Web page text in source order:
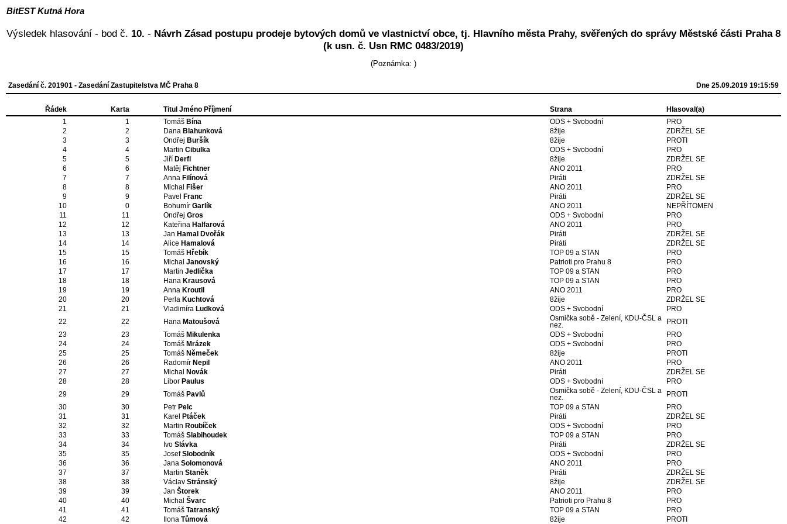
BitEST Kutná Hora
Výsledek hlasování - bod č. 10. - Návrh Zásad postupu prodeje bytových domů ve vlastnictví obce, tj. Hlavního města Prahy, svěřených do správy Městské části Praha 8
(k usn. č. Usn RMC 0483/2019)
(Poznámka: )
Zasedání č. 201901 - Zasedání Zastupitelstva MČ Praha 8 Dne 25.09.2019 19:15:59
Řádek Karta Titul Jméno Příjmení Strana
Hlasoval(a)
1
1 Tomáš Bína ODS + Svobodní
PRO
2
2 Dana Blahunková 8žije
ZDRŽEL SE
3
3 Ondřej Buršík 8žije
PROTI
4
4 Martin Cibulka ODS + Svobodní
PRO
5
5 Jiří Derfl 8žije
ZDRŽEL SE
6
6 Matěj Fichtner ANO 2011
PRO
7
7 Anna Filínová Piráti
ZDRŽEL SE
8
8 Michal Fišer ANO 2011
PRO
9
9 Pavel Franc Piráti
ZDRŽEL SE
10
0 Bohumír Garlík ANO 2011
NEPŘÍTOMEN
11
11 Ondřej Gros ODS + Svobodní
PRO
12
12 Kateřina Halfarová ANO 2011
PRO
13
13 Jan Hamal Dvořák Piráti
ZDRŽEL SE
14
14 Alice Hamalová Piráti
ZDRŽEL SE
15
15 Tomáš Hřebík TOP 09 a STAN
PRO
16
16 Michal Janovský Patrioti pro Prahu 8
PRO
17
17 Martin Jedlička TOP 09 a STAN
PRO
18
18 Hana Krausová TOP 09 a STAN
PRO
19
19 Anna Kroutil ANO 2011
PRO
20
20 Perla Kuchtová 8žije
ZDRŽEL SE
21
21 Vladimíra Ludková ODS + Svobodní
PRO
22
22 Hana Matoušová
Osmička sobě - Zelení, KDU-ČSL a
nez.
PROTI
23
23 Tomáš Mikulenka ODS + Svobodní
PRO
24
24 Tomáš Mrázek ODS + Svobodní
PRO
25
25 Tomáš Němeček 8žije
PROTI
26
26 Radomír Nepil ANO 2011
PRO
27
27 Michal Novák Piráti
ZDRŽEL SE
28
28 Libor Paulus ODS + Svobodní
PRO
29
29 Tomáš Pavlů
Osmička sobě - Zelení, KDU-ČSL a
nez.
PROTI
30
30 Petr Pelc TOP 09 a STAN
PRO
31
31 Karel Ptáček Piráti
ZDRŽEL SE
32
32 Martin Roubíček ODS + Svobodní
PRO
33
33 Tomáš Slabihoudek TOP 09 a STAN
PRO
34
34 Ivo Slávka Piráti
ZDRŽEL SE
35
35 JosefSlobodník ODS + Svobodní
PRO
36
36 Jana Solomonová ANO 2011
PRO
37
37 Martin Staněk Piráti
ZDRŽEL SE
38
38 Václav Stránský 8žije
ZDRŽEL SE
39
39 Jan Štorek ANO 2011
PRO
40
40 Michal Švarc Patrioti pro Prahu 8
PRO
41
41 Tomáš Tatranský TOP 09 a STAN
PRO
42
42 Ilona Tůmová 8žije PROTI